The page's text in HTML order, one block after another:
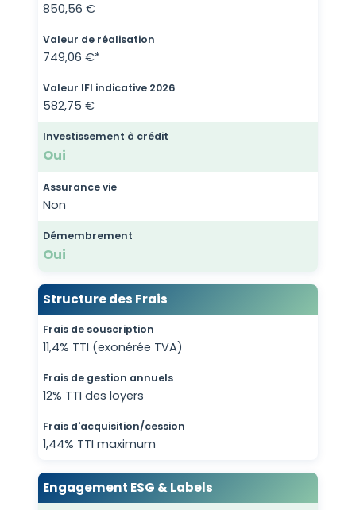
850,56 €
Valeur de réalisation
749,06 €*
Valeur IFI indicative 2026
582,75 €
Investissement à crédit
Oui
Assurance vie
Non
Démembrement
Oui
Structure des Frais
Frais de souscription
11,4% TTI (exonérée TVA)
Frais de gestion annuels
12% TTI des loyers
Frais d'acquisition/cession
1,44% TTI maximum
Engagement ESG & Labels